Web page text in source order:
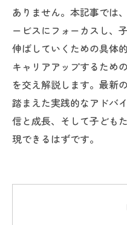
ありません。本記事では
ービスにフォーカスし、
伸ばしていくための具体
キャリアアップするため
を交え解説します。最新
踏まえた実践的なアドバ
信と成長、そして子ども
現できるはずです。